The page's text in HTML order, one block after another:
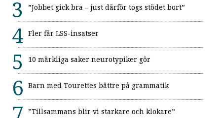
”Jobbet gick bra – just därför togs stödet bort”
Fler får LSS-insatser
10 märkliga saker neurotypiker gör
Barn med Tourettes bättre på grammatik
”Tillsammans blir vi starkare och klokare”